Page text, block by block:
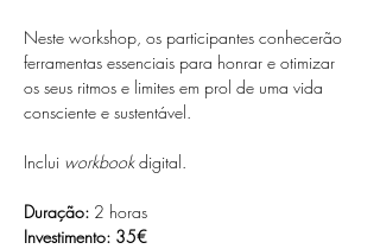
Neste workshop, os participantes conhecerão
ferramentas essenciais para honrar e otimizar
os seus ritmos e limites em prol de uma vida
consciente e sustentável.
Inclui workbook digital.
Duração: 2 horas
Investimento: 35€